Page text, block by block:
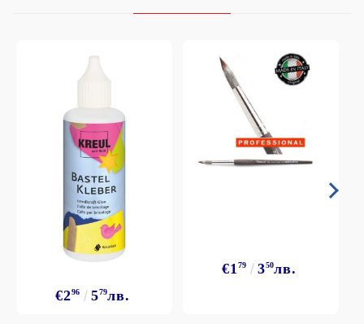
€296 579лв.
€1 79 350лв.